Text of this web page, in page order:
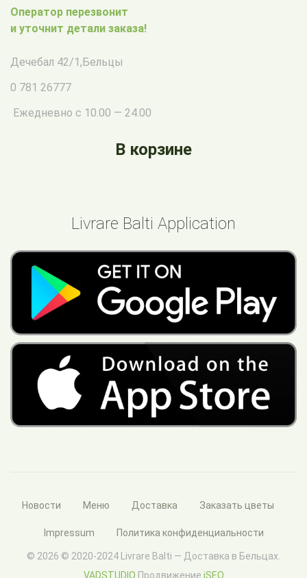
Оператор перезвонит
и уточнит детали заказа!
Дечебал 42/1 , Бельцы
0 781 26777
Ежедневно с 10.00 — 24.00
В корзине
Livrare Balti Application
Новости Меню Доставка Заказать цветы
Impressum Политика конфиденциальности
© 2026 © 2020-2024 Livrare Balti — Доставка в Бельцах.
VADSTUDIO Продвижение iSEO